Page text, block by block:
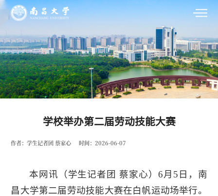
学校举办第二届劳动技能大赛
作者：学生记者团 蔡家心 时间：2026-06-07
本网讯（学生记者团 蔡家心）6月5日，南
昌大学第二届劳动技能大赛在白帆运动场举行。